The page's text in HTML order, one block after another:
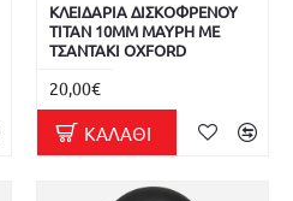
ΚΛΕΙΔΑΡΙΑ ΔΙΣΚΟΦΡΕΝΟΥ
TITAN 10MM ΜΑΥΡΗ ΜΕ
ΤΣΑΝΤΑΚΙ OXFORD
20,00€
ΚΑΛΆΘΙ